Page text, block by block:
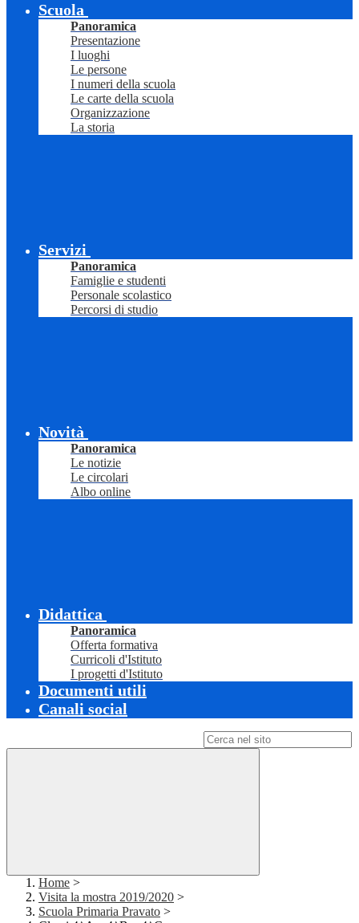
Scuola
Panoramica
Presentazione
I luoghi
Le persone
I numeri della scuola
Le carte della scuola
Organizzazione
La storia
Servizi
Panoramica
Famiglie e studenti
Personale scolastico
Percorsi di studio
Novità
Panoramica
Le notizie
Le circolari
Albo online
Didattica
Panoramica
Offerta formativa
Curricoli d'Istituto
I progetti d'Istituto
Documenti utili
Canali social
Home >
Visita la mostra 2019/2020 >
Scuola Primaria Pravato >